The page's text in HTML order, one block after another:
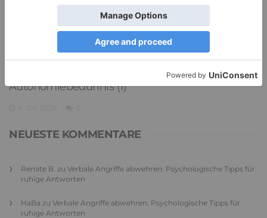
PDA Autismus: Merkmale und Umgang mit
PANDA-Kindern – Kinder mit starkem
Autonomiebedürfnis (1)
NEUESTE KOMMENTARE
Renate B. zu Verbale Angriffe abwehren: Psychologische Tipps für
ruhige Antworten
HaBa zu Verbale Angriffe abwehren: Psychologische Tipps für
ruhige Antworten